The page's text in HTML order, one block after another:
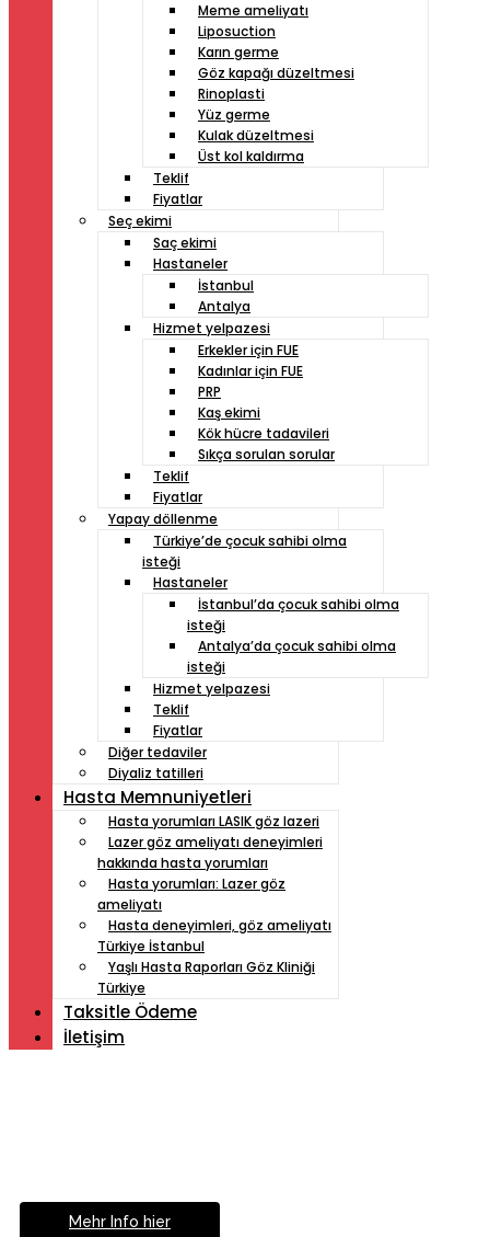
Meme ameliyatı
Liposuction
Karın germe
Göz kapağı düzeltmesi
Rinoplasti
Yüz germe
Kulak düzeltmesi
Üst kol kaldırma
Teklif
Fiyatlar
Seç ekimi
Saç ekimi
Hastaneler
İstanbul
Antalya
Hizmet yelpazesi
Erkekler için FUE
Kadınlar için FUE
PRP
Kaş ekimi
Kök hücre tadavileri
Sıkça sorulan sorular
Teklif
Fiyatlar
Yapay döllenme
Türkiye’de çocuk sahibi olma
isteği
Hastaneler
İstanbul’da çocuk sahibi olma
isteği
Antalya’da çocuk sahibi olma
isteği
Hizmet yelpazesi
Teklif
Fiyatlar
Diğer tedaviler
Diyaliz tatilleri
Hasta Memnuniyetleri
Hasta yorumları LASIK göz lazeri
Lazer göz ameliyatı deneyimleri
hakkında hasta yorumları
Hasta yorumları: Lazer göz
ameliyatı
Hasta deneyimleri, göz ameliyatı
Türkiye İstanbul
Yaşlı Hasta Raporları Göz Kliniği
Türkiye
Taksitle Ödeme
İletişim
Mehr Info hier